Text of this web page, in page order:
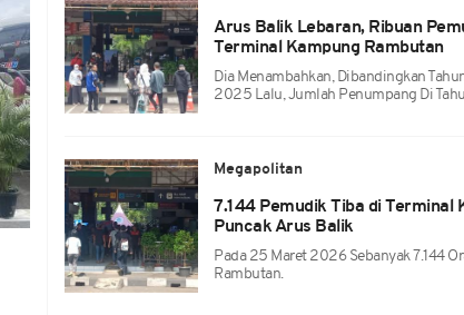
Arus Balik Lebaran, Ribuan
Terminal Kampung Rambutan
Dia Menambahkan, Dibandingkan
2025 Lalu, Jumlah Penumpang Di
Megapolitan
7.144 Pemudik Tiba di Terminal
Puncak Arus Balik
Pada 25 Maret 2026 Sebanyak 7.144
Rambutan.